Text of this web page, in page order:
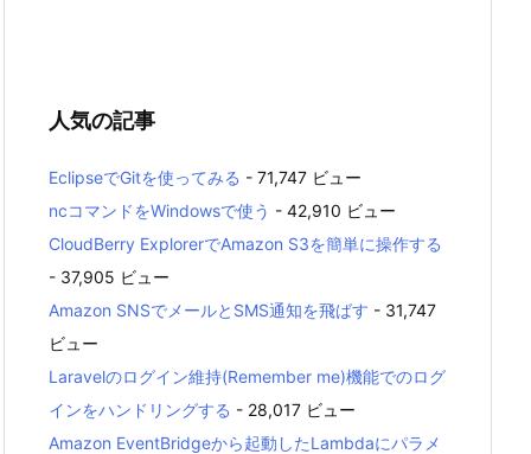
人気の記事
EclipseでGitを使ってみる - 71,747 ビュー
ncコマンドをWindowsで使う - 42,910 ビュー
CloudBerry ExplorerでAmazon S3を簡単に操作する
- 37,905 ビュー
Amazon SNSでメールとSMS通知を飛ばす - 31,747
ビュー
Laravelのログイン維持(Remember me)機能でのログ
インをハンドリングする - 28,017 ビュー
Amazon EventBridgeから起動したLambdaにパラメ